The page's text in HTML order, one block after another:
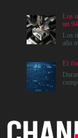
Los
un
Los
año
El fin